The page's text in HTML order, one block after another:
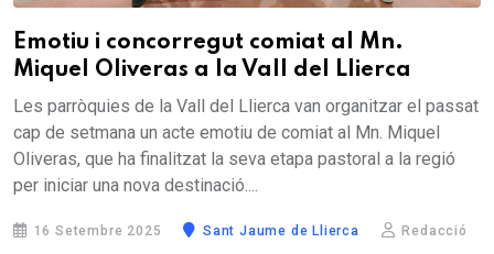
Emotiu i concorregut comiat al Mn.
Miquel Oliveras a la Vall del Llierca
Les parròquies de la Vall del Llierca van organitzar el passat
cap de setmana un acte emotiu de comiat al Mn. Miquel
Oliveras, que ha finalitzat la seva etapa pastoral a la regió
per iniciar una nova destinació....
16 Setembre 2025 Sant Jaume de Llierca Redacció